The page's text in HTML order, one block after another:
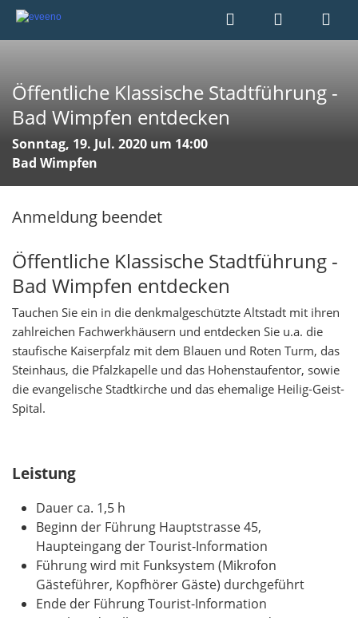
Öffentliche Klassische Stadtführung -
Bad Wimpfen entdecken
Sonntag, 19. Jul. 2020 um 14:00
Bad Wimpfen
Anmeldung beendet
Öffentliche Klassische Stadtführung -
Bad Wimpfen entdecken
Tauchen Sie ein in die denkmalgeschützte Altstadt mit ihren
zahlreichen Fachwerkhäusern und entdecken Sie u.a. die
staufische Kaiserpfalz mit dem Blauen und Roten Turm, das
Steinhaus, die Pfalzkapelle und das Hohenstaufentor, sowie
die evangelische Stadtkirche und das ehemalige Heilig-Geist-
Spital.
Leistung
Dauer ca. 1,5 h
Beginn der Führung Hauptstrasse 45,
Haupteingang der Tourist-Information
Führung wird mit Funksystem (Mikrofon
Gästeführer, Kopfhörer Gäste) durchgeführt
Ende der Führung Tourist-Information